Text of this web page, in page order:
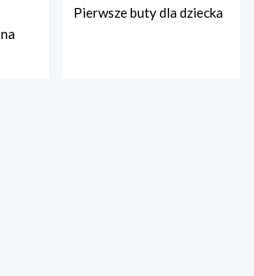
Pierwsze buty dla dziecka